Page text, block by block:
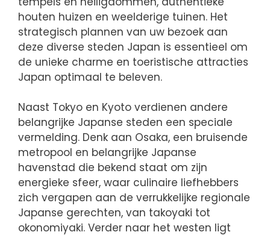
houten huizen en weelderige tuinen. Het
strategisch plannen van uw bezoek aan
deze diverse steden Japan is essentieel om
de unieke charme en toeristische attracties
Japan optimaal te beleven.
Naast Tokyo en Kyoto verdienen andere
belangrijke Japanse steden een speciale
vermelding. Denk aan Osaka, een bruisende
metropool en belangrijke Japanse
havenstad die bekend staat om zijn
energieke sfeer, waar culinaire liefhebbers
zich vergapen aan de verrukkelijke regionale
Japanse gerechten, van takoyaki tot
okonomiyaki. Verder naar het westen ligt